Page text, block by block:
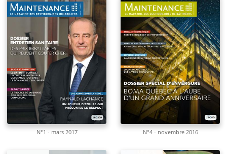
N°1 - mars 2017 N°4 - novembre 2016